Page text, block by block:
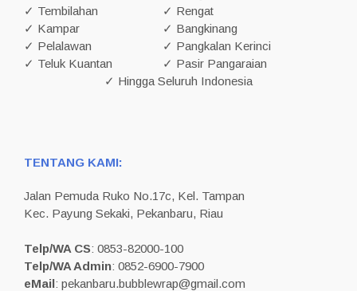
✓ Tembilahan
✓ Rengat
✓ Kampar
✓ Bangkinang
✓ Pelalawan
✓ Pangkalan Kerinci
✓ Teluk Kuantan
✓ Pasir Pangaraian
✓ Hingga Seluruh Indonesia
TENTANG KAMI:
Jalan Pemuda Ruko No.17c, Kel. Tampan
Kec. Payung Sekaki, Pekanbaru, Riau
Telp/WA CS: 0853-82000-100
Telp/WA Admin: 0852-6900-7900
eMail: pekanbaru.bubblewrap@gmail.com